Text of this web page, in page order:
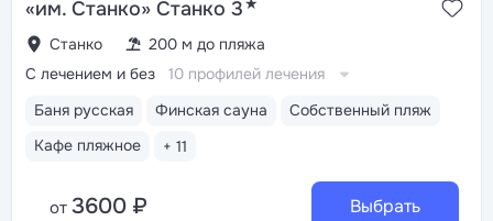
«им. Станко» Станко 3
Станко 200 м до пляжа
Баня русская Финская сауна
Собственный пляж
Кафе пляжное
+ 11
С лечением и без 10 профилей лечения
от 3600 ₽ Выбрать